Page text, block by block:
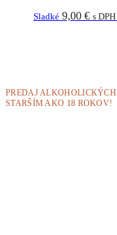
Sladké 9,00 € s DPH
PREDAJ
STARŠÍM AKO 18 ROKOV!